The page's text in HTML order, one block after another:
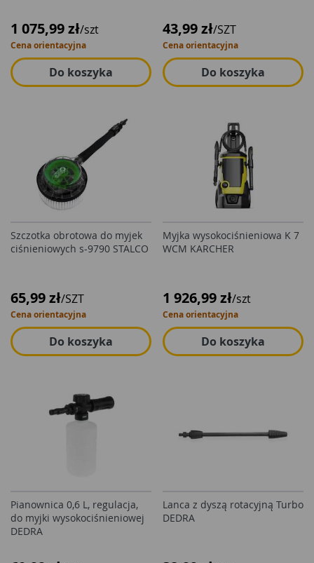
1 075,99 zł/szt
Cena orientacyjna
Do koszyka
43,99 zł/SZT
Cena orientacyjna
Do koszyka
Szczotka obrotowa do myjek
ciśnieniowych s-9790 STALCO
65,99 zł/SZT
Cena orientacyjna
Do koszyka
Myjka wysokociśnieniowa K 7
WCM KARCHER
1 926,99 zł/szt
Cena orientacyjna
Do koszyka
Pianownica 0,6 L, regulacja,
do myjki wysokociśnieniowej
DEDRA
Lanca z dyszą rotacyjną Turbo
DEDRA